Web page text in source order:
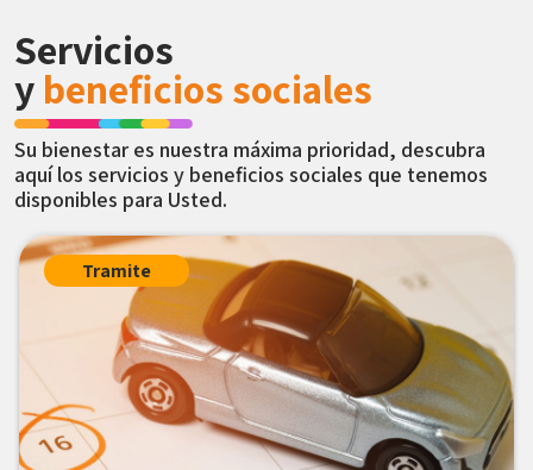
Servicios
y beneficios sociales
Su bienestar es nuestra máxima prioridad, descubra
aquí los servicios y beneficios sociales que tenemos
disponibles para Usted.
Tramite